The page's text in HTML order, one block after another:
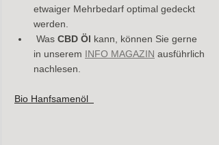
etwaiger Mehrbedarf optimal gedeckt
werden.
Was CBD Öl kann, können Sie gerne
in unserem INFO MAGAZIN ausführlich
nachlesen.
Bio Hanfsamenöl